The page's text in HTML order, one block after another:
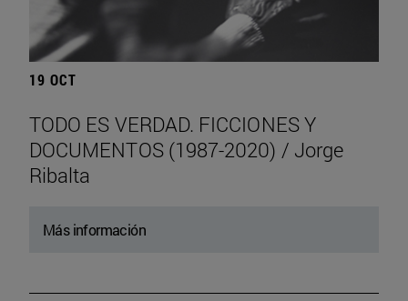
19 OCT
TODO ES VERDAD. FICCIONES Y
DOCUMENTOS (1987-2020) / Jorge
Ribalta
Más información